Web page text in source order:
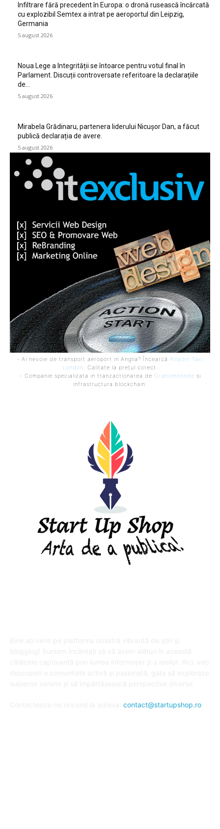
Infiltrare fără precedent în Europa: o dronă rusească încărcată
cu explozibil Semtex a intrat pe aeroportul din Leipzig,
Germania
5 august 2026
Noua Lege a Integrității se întoarce pentru votul final în
Parlament. Discuții controversate referitoare la declarațiile
de…
5 august 2026
Mirabela Grădinaru, partenera liderului Nicușor Dan, a făcut
publică declarația de avere.
5 august 2026
- Ai nevoie de transport aeroport in Anglia? Încearcă Airport Taxi
London . Calitate la prețul corect.
- Companie specializata in tranzactionarea de Criptomonede si
infrastructura blockchain.
contact@startupshop.ro